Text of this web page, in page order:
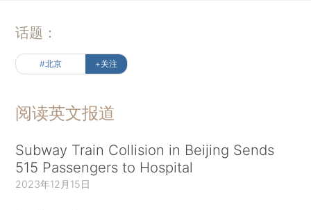
话题：
#北京 +关注
阅读英文报道
Subway Train Collision in Beijing Sends
515 Passengers to Hospital
2023年12月15日